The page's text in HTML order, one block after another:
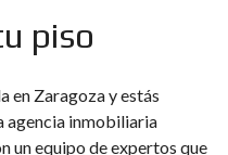
piso
en Zaragoza y estás
agencia inmobiliaria
un equipo de expertos que